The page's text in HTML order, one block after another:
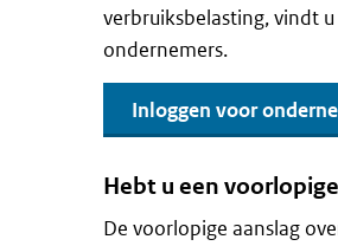
verbruiksbelasting, vindt
ondernemers.
Inloggen voor
Hebt u een
De voorlopige aanslag